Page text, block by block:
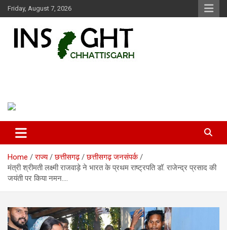
Skip
to
Friday, August 7, 2026
Home राज्य छत्तीसगढ़
छत्तीसगढ़ जनसंपर्क
मंत्री श्रीमती लक्ष्मी राजवाड़े ने भारत के प्रथम राष्ट्रपति डॉ. राजेन्द्र प्रसाद की
जयंती पर किया नमन….